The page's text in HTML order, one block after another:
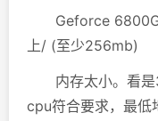
Geforce
上/ (至少256mb)
内存太小。看是
cpu符合要求，最低